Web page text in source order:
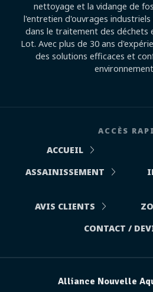
nettoyage et la vidange de
l'entretien d'ouvrages
dans le traitement des déchets
Lot. Avec plus de 30 ans
des solutions efficaces et
ACCÈS
ACCUEIL
ASSAINISSEMENT
AVIS CLIENTS
CONTACT /
Alliance Nouvelle